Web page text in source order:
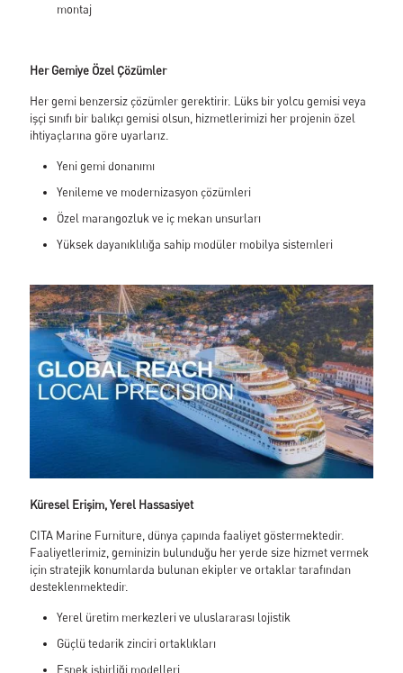
montaj
Her Gemiye Özel Çözümler
Her gemi benzersiz çözümler gerektirir. Lüks bir yolcu gemisi veya
işçi sınıfı bir balıkçı gemisi olsun, hizmetlerimizi her projenin özel
ihtiyaçlarına göre uyarlarız.
Yeni gemi donanımı
Yenileme ve modernizasyon çözümleri
Özel marangozluk ve iç mekan unsurları
Yüksek dayanıklılığa sahip modüler mobilya sistemleri
Küresel Erişim, Yerel Hassasiyet
CITA Marine Furniture, dünya çapında faaliyet göstermektedir.
Faaliyetlerimiz, geminizin bulunduğu her yerde size hizmet vermek
için stratejik konumlarda bulunan ekipler ve ortaklar tarafından
desteklenmektedir.
Yerel üretim merkezleri ve uluslararası lojistik
Güçlü tedarik zinciri ortaklıkları
Esnek işbirliği modelleri